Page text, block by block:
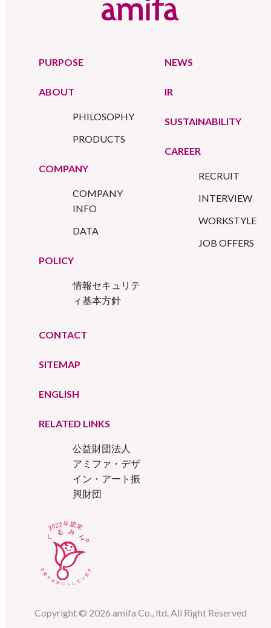
PURPOSE
ABOUT
PHILOSOPHY
PRODUCTS
COMPANY
COMPANY
INFO
DATA
POLICY
情報セキュリテ
ィ基本方針
NEWS
IR
SUSTAINABILITY
CAREER
RECRUIT
INTERVIEW
WORKSTYLE
JOB OFFERS
CONTACT
SITEMAP
ENGLISH
RELATED LINKS
公益財団法人
アミファ・デザ
イン・アート振
興財団
Copyright © 2026 amifa Co., ltd. All Right Reserved